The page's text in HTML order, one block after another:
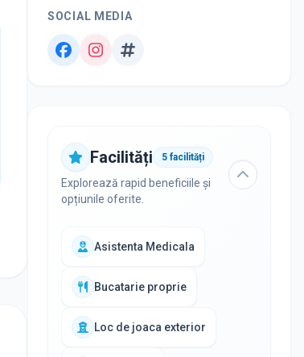
SOCIAL MEDIA
Facilități 5 facilități
Explorează rapid beneficiile și
opțiunile oferite.
Asistenta Medicala
Bucatarie proprie
Loc de joaca exterior